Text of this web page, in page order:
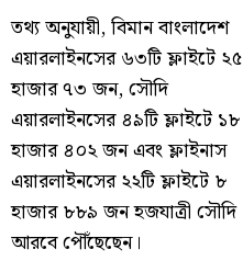
তথ্য অনুযায়ী, বিমান বাংলাদেশ
এয়ারলাইনসের ৬৩টি ফ্লাইটে ২৫
হাজার ৭৩ জন, সৌদি
এয়ারলাইনসের ৪৯টি ফ্লাইটে ১৮
হাজার ৪০২ জন এবং ফ্লাইনাস
এয়ারলাইনসের ২২টি ফ্লাইটে ৮
হাজার ৮৮৯ জন হজযাত্রী সৌদি
আরবে পৌঁছেছেন।